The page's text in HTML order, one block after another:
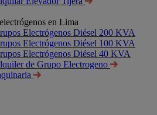
en Lima
Electrógenos Diésel 200 KVA
Electrógenos Diésel 100 KVA
Electrógenos Diésel 40 KVA
de Grupo Electrogeno